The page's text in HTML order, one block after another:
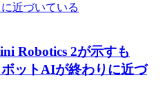
Robotics 2が示すも
ットAIが終わりに近づ